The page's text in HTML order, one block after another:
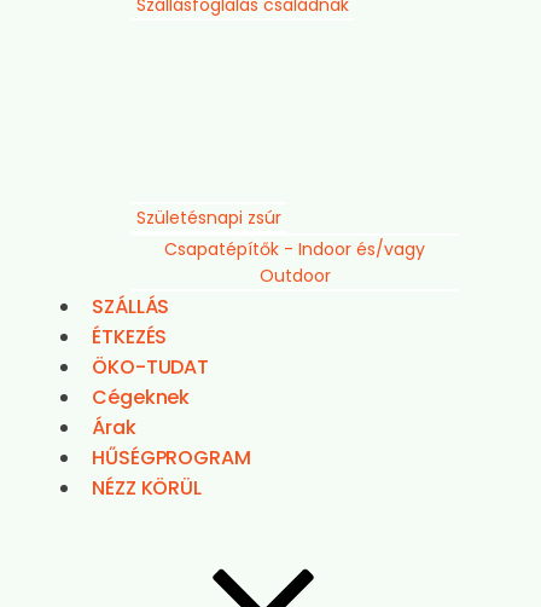
Szállásfoglalás családnak
Születésnapi zsúr
Csapatépítők - Indoor és/vagy
Outdoor
SZÁLLÁS
ÉTKEZÉS
ÖKO-TUDAT
Cégeknek
Árak
HŰSÉGPROGRAM
NÉZZ KÖRÜL